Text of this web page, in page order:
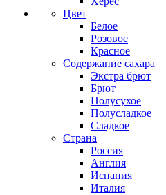
Цвет
Белое
Розовое
Красное
Содержание сахара
Экстра брют
Брют
Полусухое
Полусладкое
Сладкое
Страна
Россия
Англия
Испания
Италия